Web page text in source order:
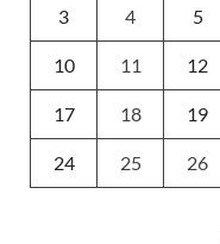
3 4 5
10 11 12
17 18 19
24 25 26